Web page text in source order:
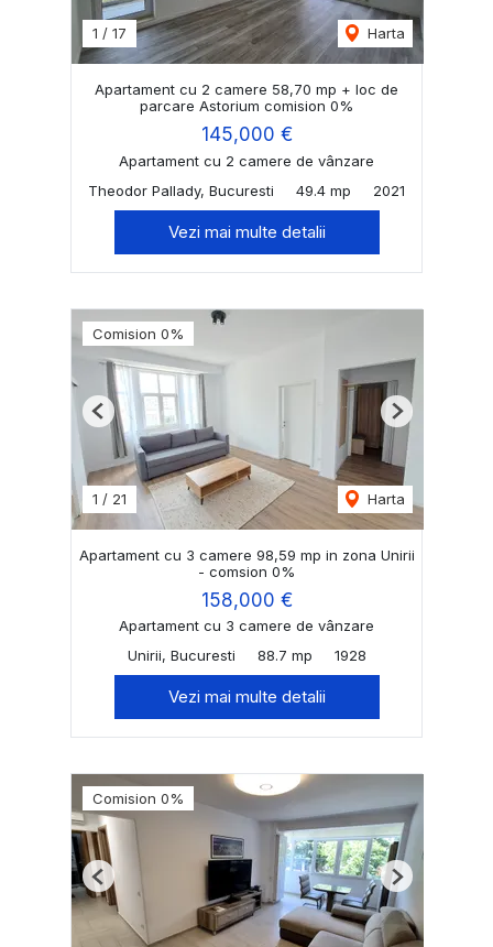
1 / 17 Harta
Apartament cu 2 camere 58,70 mp + loc de
parcare Astorium comision 0%
145,000 €
Apartament cu 2 camere de vânzare
Theodor Pallady, Bucuresti
49.4 mp 2021
Vezi mai multe detalii
Comision 0%
1 / 21 Harta
Previous Next
Apartament cu 3 camere 98,59 mp in zona Unirii
- comsion 0%
158,000 €
Apartament cu 3 camere de vânzare
Unirii, Bucuresti
88.7 mp 1928
Vezi mai multe detalii
Comision 0%
Previous Next